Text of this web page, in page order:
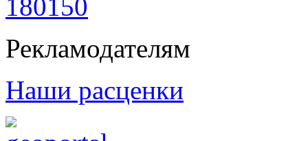
Рекламодателям
Наши расценки